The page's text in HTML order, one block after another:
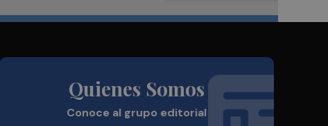
Quienes Somos
Conoce al grupo editorial